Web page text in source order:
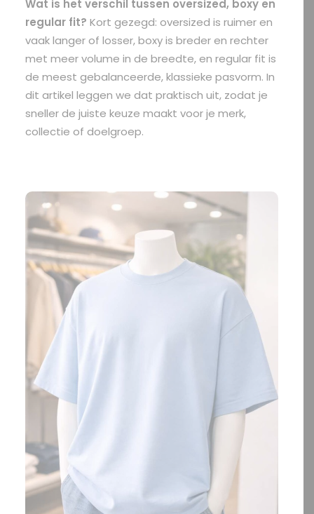
Wat is het verschil tussen oversized, boxy en
regular fit? Kort gezegd: oversized is ruimer en
vaak langer of losser, boxy is breder en rechter
met meer volume in de breedte, en regular fit is
de meest gebalanceerde, klassieke pasvorm. In
dit artikel leggen we dat praktisch uit, zodat je
sneller de juiste keuze maakt voor je merk,
collectie of doelgroep.